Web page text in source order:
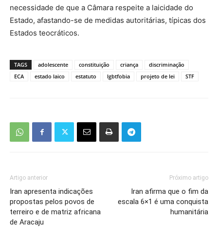
necessidade de que a Câmara respeite a laicidade do
Estado, afastando-se de medidas autoritárias, típicas dos
Estados teocráticos.
TAGS adolescente constituição criança
discriminação
ECA
estado laico estatuto lgbtfobia projeto de lei STF
Artigo anterior
Iran apresenta indicações
propostas pelos povos de
terreiro e de matriz africana
de Aracaju
Próximo artigo
Iran afirma que o fim da
escala 6×1 é uma conquista
humanitária